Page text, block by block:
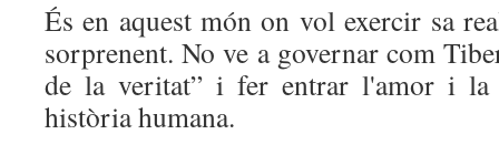
És en aquest món on vol exercir sa
sorprenent. No ve a governar com
de la veritat” i fer entrar l'amor i
història humana.